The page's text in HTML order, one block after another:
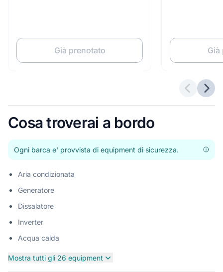
Già prenotato Già
Cosa troverai a bordo
Ogni barca e' provvista di equipment di sicurezza.
Aria condizionata
Generatore
Dissalatore
Inverter
Acqua calda
Mostra tutti gli 26 equipment